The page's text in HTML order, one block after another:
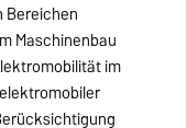
Bereichen
Maschinenbau
im